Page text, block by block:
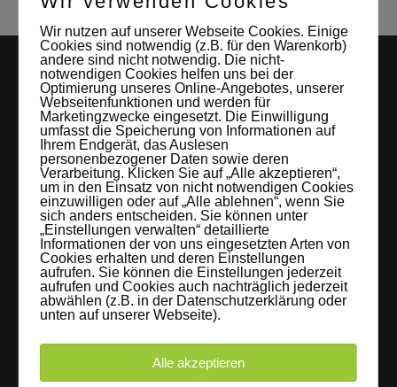
LEIPZIGS MIETSTUDIO
Hier lassen sich Foto- und Videoproduktionen aller Art in
entspannter Loftatmosphäre realisieren. Alles da, was man
braucht: Technik, Platz, Couch und Kaffee. Folgt uns!
Wir nutzen auf unserer Webseite Cookies. Einige
Cookies sind notwendig (z.B. für den Warenkorb)
andere sind nicht notwendig. Die nicht-
notwendigen Cookies helfen uns bei der
Optimierung unseres Online-Angebotes, unserer
Webseitenfunktionen und werden für
Marketingzwecke eingesetzt. Die Einwilligung
umfasst die Speicherung von Informationen auf
Ihrem Endgerät, das Auslesen
personenbezogener Daten sowie deren
Verarbeitung. Klicken Sie auf „Alle akzeptieren“,
um in den Einsatz von nicht notwendigen Cookies
einzuwilligen oder auf „Alle ablehnen“, wenn Sie
sich anders entscheiden. Sie können unter
„Einstellungen verwalten“ detaillierte
Informationen der von uns eingesetzten Arten von
Cookies erhalten und deren Einstellungen
aufrufen. Sie können die Einstellungen jederzeit
aufrufen und Cookies auch nachträglich jederzeit
abwählen (z.B. in der Datenschutzerklärung oder
unten auf unserer Webseite).
Alle akzeptieren